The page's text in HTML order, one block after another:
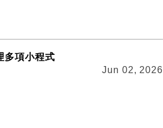
多項小程式
Jun 02, 2026